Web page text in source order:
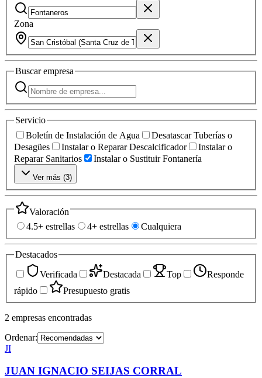
Zona
Buscarempresa
Servicio
Boletín de Instalación de Agua
Desatascar Tuberías o
Desagües
Instalar o Reparar Descalcificador
Instalar o
Reparar Sanitarios
Instalar o Sustituir Fontanería
Ver más (3)
Valoración
4.5+ estrellas
4+ estrellas Cualquiera
Destacados
Verificada
Destacada Top
Responde
rápido
Presupuesto gratis
2 empresas encontradas
Ordenar:
JI
JUAN IGNACIO SEIJAS CORRAL